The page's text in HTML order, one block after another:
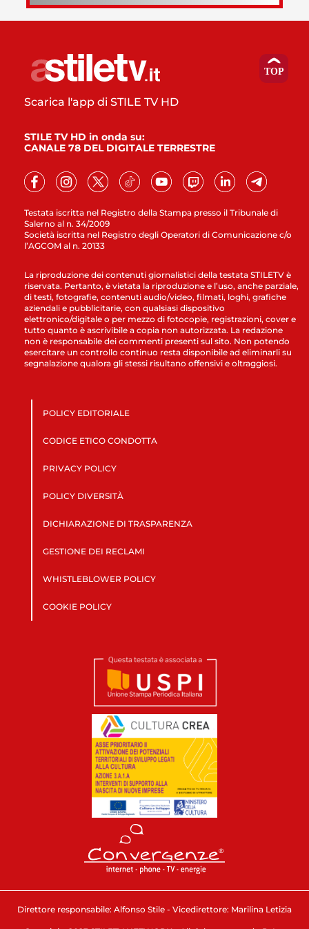
Testata iscritta nel Registro della Stampa presso il Tribunale di
Salerno al n. 34/2009
Società iscritta nel Registro degli Operatori di Comunicazione c/o
l’AGCOM al n. 20133
Scarica l'app di STILE TV HD
STILE TV HD in onda su:
CANALE 78 DEL DIGITALE TERRESTRE
La riproduzione dei contenuti giornalistici della testata STILETV è
riservata. Pertanto, è vietata la riproduzione e l’uso, anche parziale,
di testi, fotografie, contenuti audio/video, filmati, loghi, grafiche
aziendali e pubblicitarie, con qualsiasi dispositivo
elettronico/digitale o per mezzo di fotocopie, registrazioni, cover e
tutto quanto è ascrivibile a copia non autorizzata. La redazione
non è responsabile dei commenti presenti sul sito. Non potendo
esercitare un controllo continuo resta disponibile ad eliminarli su
segnalazione qualora gli stessi risultano offensivi e oltraggiosi.
POLICY EDITORIALE
CODICE ETICO CONDOTTA
PRIVACY POLICY
POLICY DIVERSITÀ
DICHIARAZIONE DI TRASPARENZA
GESTIONE DEI RECLAMI
WHISTLEBLOWER POLICY
COOKIE POLICY
Direttore responsabile: Alfonso Stile - Vicedirettore: Marilina Letizia